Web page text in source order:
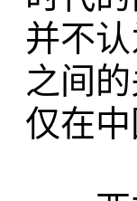
并不
之间
仅在